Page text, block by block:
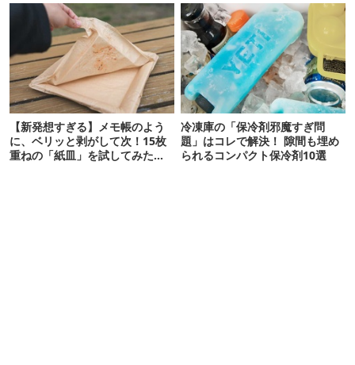
【新発想すぎる】メモ帳のよう
に、ベリッと剥がして次！15枚
重ねの「紙皿」を試してみた
冷凍庫の「保冷剤邪魔すぎ問
題」はコレで解決！ 隙間も埋め
られるコンパクト保冷剤10選